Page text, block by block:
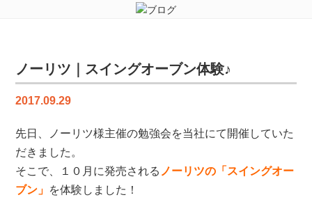
ノーリツ｜スイングオーブン体験♪
2017.09.29
先日、ノーリツ様主催の勉強会を当社にて開催していた
だきました。
そこで、１０月に発売される ノーリツの「スイングオー
ブン」 を体験しました！